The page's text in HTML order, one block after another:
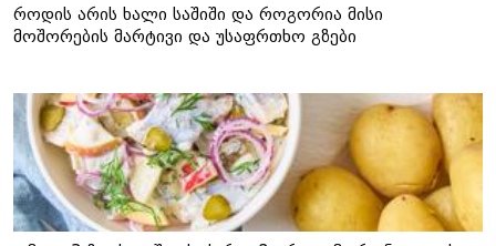
როდის არის ხალი საშიში და როგორია მისი
მოშორების მარტივი და უსაფრთხო გზები